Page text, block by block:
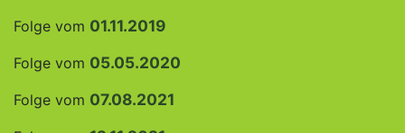
Folge vom 01.11.2019
Folge vom 05.05.2020
Folge vom 07.08.2021